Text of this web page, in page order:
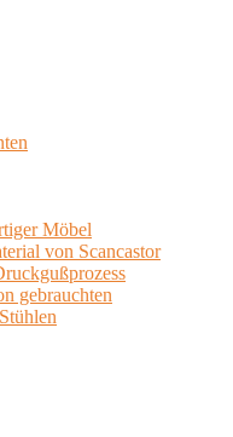
Möbel
von Scancastor
gebrauchten